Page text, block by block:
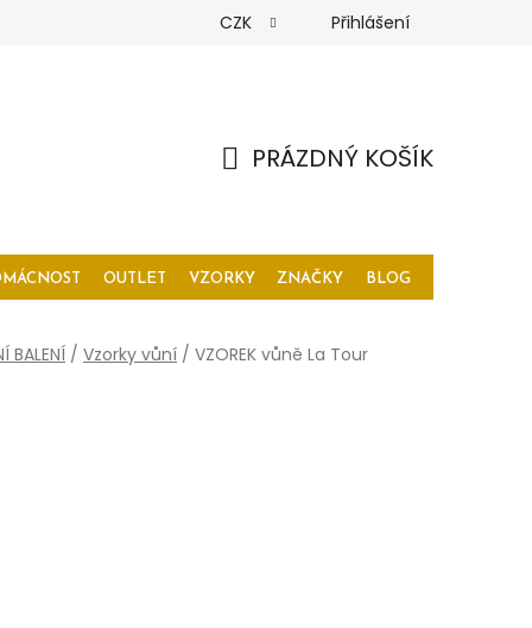
CZK Přihlášení
PRÁZDNÝ KOŠÍK
OUTLET VZORKY ZNAČKY BLOG
BALENÍ / Vzorky vůní / VZOREK vůně La Tour